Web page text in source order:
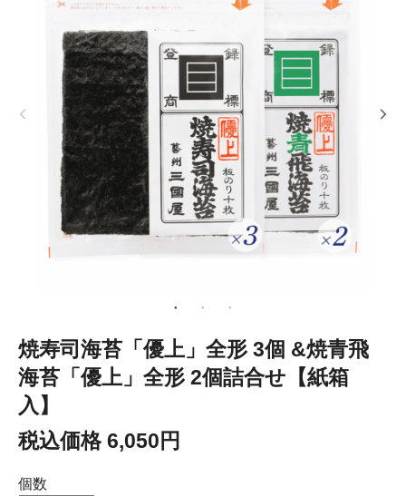
焼寿司海苔「優上」全形 3個 &焼青飛
海苔「優上」全形 2個詰合せ【紙箱
入】
税込価格 6,050円
個数